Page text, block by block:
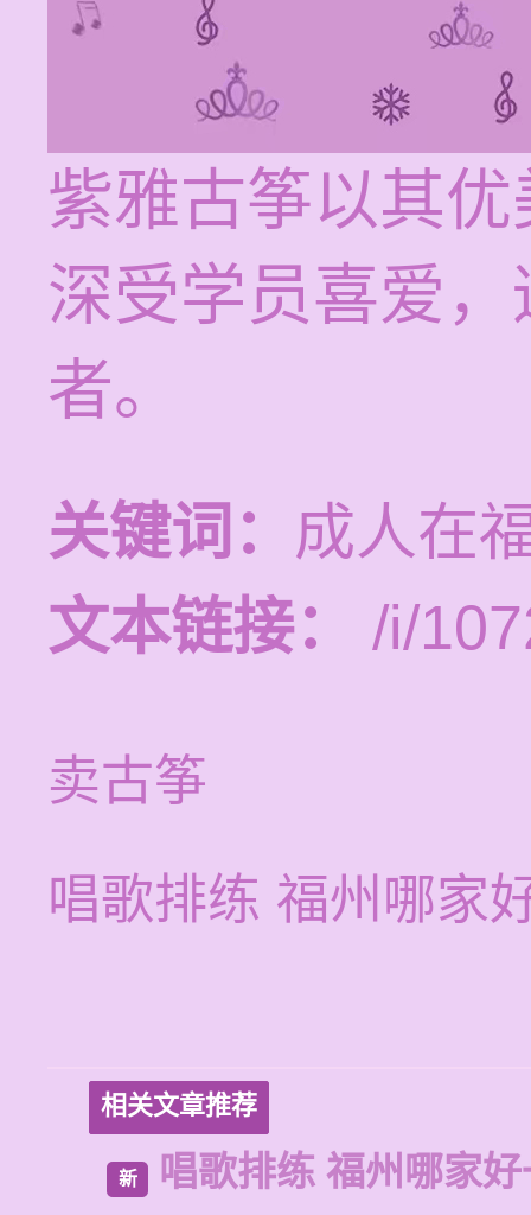
紫雅古筝以其
深受学员喜爱
者。
关键词： 成人在
文本链接：
/i/
卖古筝
唱歌排练 福州哪家
相关文章推荐
新 唱歌排练 福州哪家